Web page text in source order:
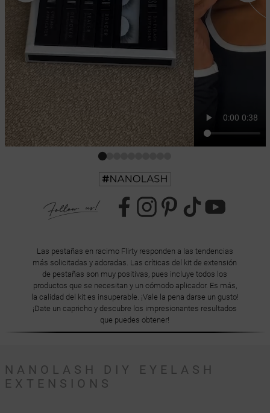
Las pestañas en racimo Flirty responden a las tendencias
más solicitadas y adoradas. Las críticas del kit de extensión
de pestañas son muy positivas, pues incluye todos los
productos que se necesitan y un cómodo aplicador. Es más,
la calidad del kit es insuperable. ¡Vale la pena darse un gusto!
¡Date un capricho y descubre los impresionantes resultados
que puedes obtener!
NANOLASH DIY EYELASH
EXTENSIONS